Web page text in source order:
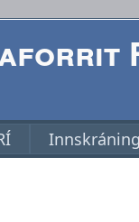
Innskráning